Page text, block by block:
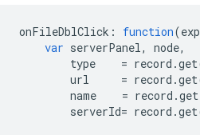
onFileDblClick : function(
var serverPanel, node,
type
= record .get
url
= record .get
name
= record .get
serverId= record .get